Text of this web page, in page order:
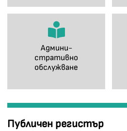
Админи-
стративно
обслужване
Публичен регистър